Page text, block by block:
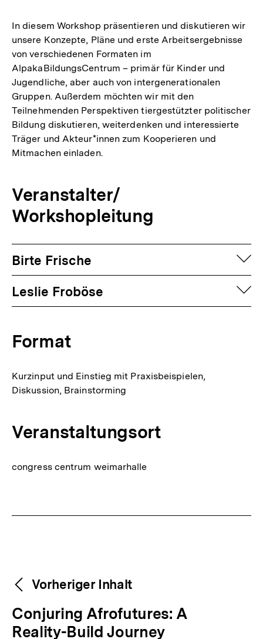
In diesem Workshop präsentieren und diskutieren wir
unsere Konzepte, Pläne und erste Arbeitsergebnisse
von verschiedenen Formaten im
AlpakaBildungsCentrum – primär für Kinder und
Jugendliche, aber auch von intergenerationalen
Gruppen. Außerdem möchten wir mit den
Teilnehmenden Perspektiven tiergestützter politischer
Bildung diskutieren, weiterdenken und interessierte
Träger und Akteur*innen zum Kooperieren und
Mitmachen einladen.
Veranstalter/
Workshopleitung
Birte Frische
Leslie Froböse
Format
Kurzinput und Einstieg mit Praxisbeispielen,
Diskussion, Brainstorming
Veranstaltungsort
congress centrum weimarhalle
Weitere
Inhalte
Content-
Navigation
Vorheriger Inhalt
V
o
Conjuring Afrofutures: A
Reality-Build Journey